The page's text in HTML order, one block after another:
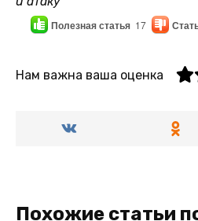
Полезная статья 17
Нам важна ваша оценка
Похожие статьи